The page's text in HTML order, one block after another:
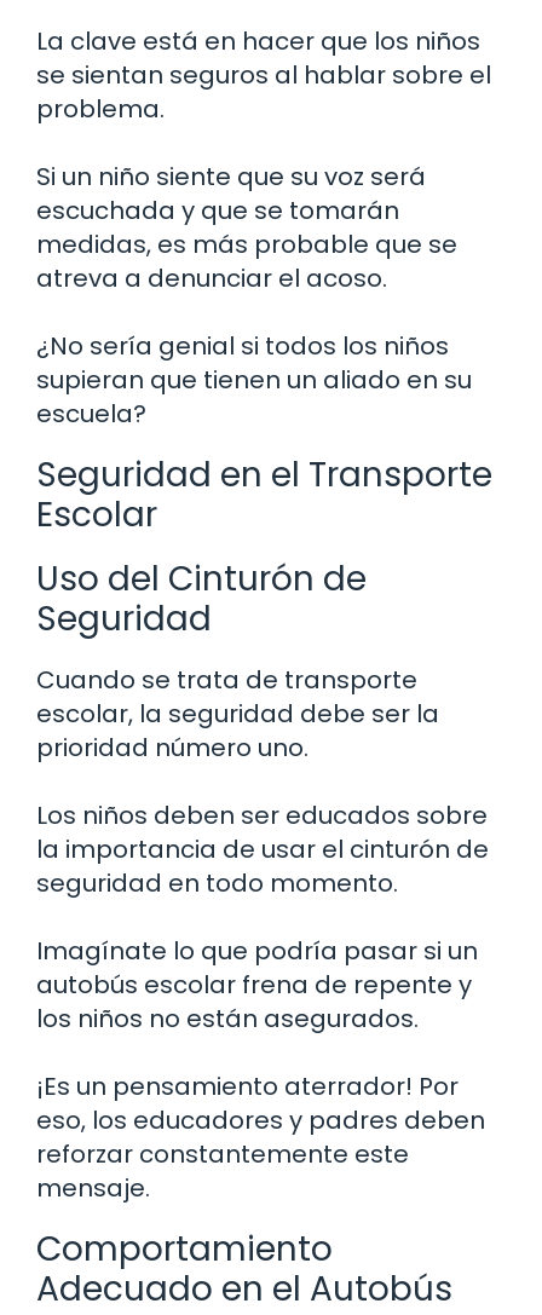
La clave está en hacer que los niños
se sientan seguros al hablar sobre el
problema.
Si un niño siente que su voz será
escuchada y que se tomarán
medidas, es más probable que se
atreva a denunciar el acoso.
¿No sería genial si todos los niños
supieran que tienen un aliado en su
escuela?
Seguridad en el Transporte
Escolar
Uso del Cinturón de
Seguridad
Cuando se trata de transporte
escolar, la seguridad debe ser la
prioridad número uno.
Los niños deben ser educados sobre
la importancia de usar el cinturón de
seguridad en todo momento.
Imagínate lo que podría pasar si un
autobús escolar frena de repente y
los niños no están asegurados.
¡Es un pensamiento aterrador! Por
eso, los educadores y padres deben
reforzar constantemente este
mensaje.
Comportamiento
Adecuado en el Autobús